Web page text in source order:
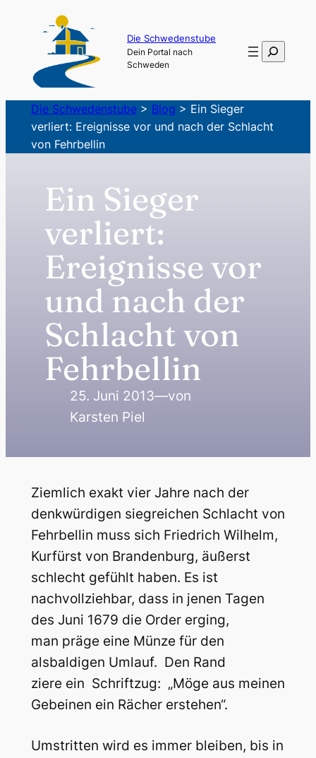
springen
Die Schwedenstube
Dein Portal nach
Schweden
Suchen
Die Schwedenstube> Blog > Ein Sieger
verliert: Ereignisse vor und nach der Schlacht
von Fehrbellin
Ein Sieger
verliert:
Ereignisse vor
und nach der
Schlacht von
Fehrbellin
25. Juni 2013—von
Karsten Piel
Ziemlich exakt vier Jahre nach der
denkwürdigen siegreichen Schlacht von
Fehrbellin muss sich Friedrich Wilhelm,
Kurfürst von Brandenburg, äußerst
schlecht gefühlt haben. Es ist
nachvollziehbar, dass in jenen Tagen
des Juni 1679 die Order erging,
man präge eine Münze für den
alsbaldigen Umlauf. Den Rand
ziere ein Schriftzug: „Möge aus meinen
Gebeinen ein Rächer erstehen“.
Umstritten wird es immer bleiben, bis in